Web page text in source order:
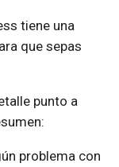
tiene una
que sepas
punto a
problema con